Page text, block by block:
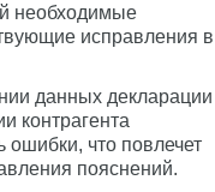
необходимые
исправления в
данных декларации
контрагента
ошибки, что повлечет
пояснений.